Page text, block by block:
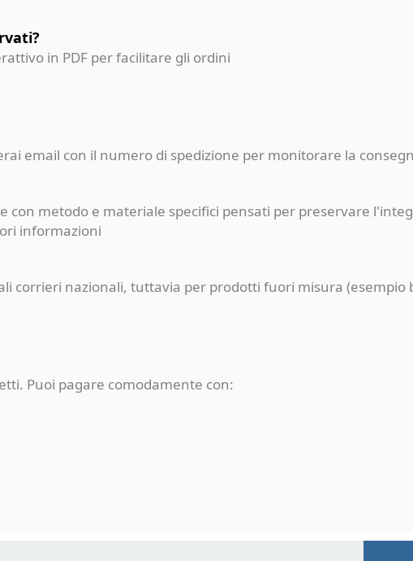
in PDF per facilitare gli ordini
email con il numero di spedizione per monitorare la
con metodo e materiale specifici pensati per preservare
informazioni
corrieri nazionali, tuttavia per prodotti fuori misura
Puoi pagare comodamente con: